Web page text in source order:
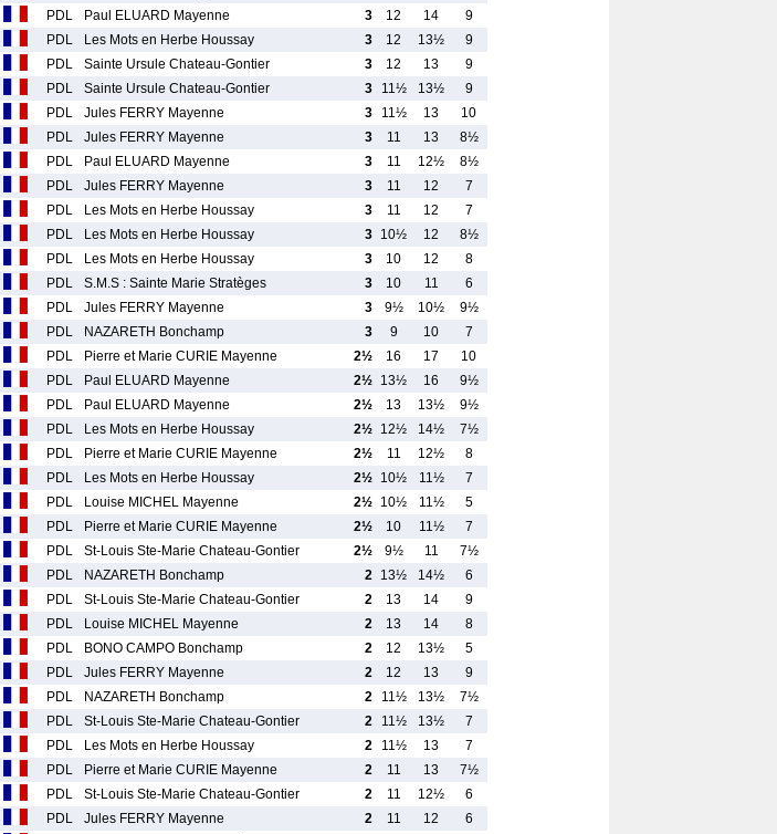
PDL Paul ELUARD Mayenne 3 12 14
9
PDL Les Mots en Herbe Houssay 3 12 13½
9
PDL Sainte Ursule Chateau-Gontier 3 12 13
9
PDL Sainte Ursule Chateau-Gontier 3 11½ 13½
9
PDL Jules FERRY Mayenne 3 11½ 13
10
PDL Jules FERRY Mayenne 3 11 13
8½
PDL Paul ELUARD Mayenne 3 11 12½
8½
PDL Jules FERRY Mayenne 3 11 12
7
PDL Les Mots en Herbe Houssay 3 11 12
7
PDL Les Mots en Herbe Houssay 3 10½ 12
8½
PDL Les Mots en Herbe Houssay 3 10 12
8
PDL S.M.S : Sainte Marie Stratèges 3 10 11
6
PDL Jules FERRY Mayenne 3 9½ 10½
9½
PDL NAZARETH Bonchamp 3 9 10
7
PDL Pierre et Marie CURIE Mayenne 2½ 16 17
10
PDL Paul ELUARD Mayenne 2½ 13½ 16
9½
PDL Paul ELUARD Mayenne 2½ 13 13½
9½
PDL Les Mots en Herbe Houssay 2½ 12½ 14½
7½
PDL Pierre et Marie CURIE Mayenne 2½ 11 12½
8
PDL Les Mots en Herbe Houssay 2½ 10½ 11½
7
PDL Louise MICHEL Mayenne 2½ 10½ 11½
5
PDL Pierre et Marie CURIE Mayenne 2½ 10 11½
7
PDL St-Louis Ste-Marie Chateau-Gontier 2½ 9½ 11
7½
PDL NAZARETH Bonchamp 2 13½ 14½
6
PDL St-Louis Ste-Marie Chateau-Gontier 2 13 14
9
PDL Louise MICHEL Mayenne 2 13 14
8
PDL BONO CAMPO Bonchamp 2 12 13½
5
PDL Jules FERRY Mayenne 2 12 13
9
PDL NAZARETH Bonchamp 2 11½ 13½
7½
PDL St-Louis Ste-Marie Chateau-Gontier 2 11½ 13½
7
PDL Les Mots en Herbe Houssay 2 11½ 13
7
PDL Pierre et Marie CURIE Mayenne 2 11 13
7½
PDL St-Louis Ste-Marie Chateau-Gontier 2 11 12½
6
PDL Jules FERRY Mayenne 2 11 12
6